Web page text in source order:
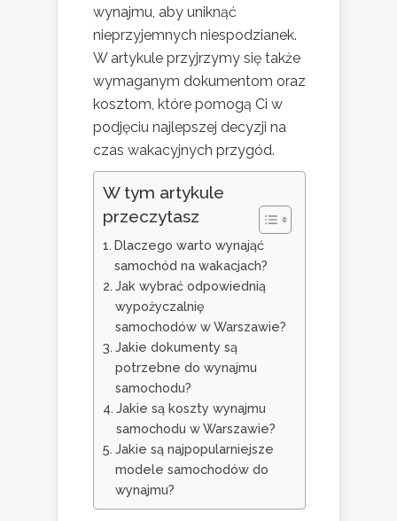
wynajmu, aby uniknąć
nieprzyjemnych niespodzianek.
W artykule przyjrzymy się także
wymaganym dokumentom oraz
kosztom, które pomogą Ci w
podjęciu najlepszej decyzji na
czas wakacyjnych przygód.
W tym artykule
przeczytasz
Dlaczego warto wynająć
samochód na wakacjach?
Jak wybrać odpowiednią
wypożyczalnię
samochodów w Warszawie?
Jakie dokumenty są
potrzebne do wynajmu
samochodu?
Jakie są koszty wynajmu
samochodu w Warszawie?
Jakie są najpopularniejsze
modele samochodów do
wynajmu?